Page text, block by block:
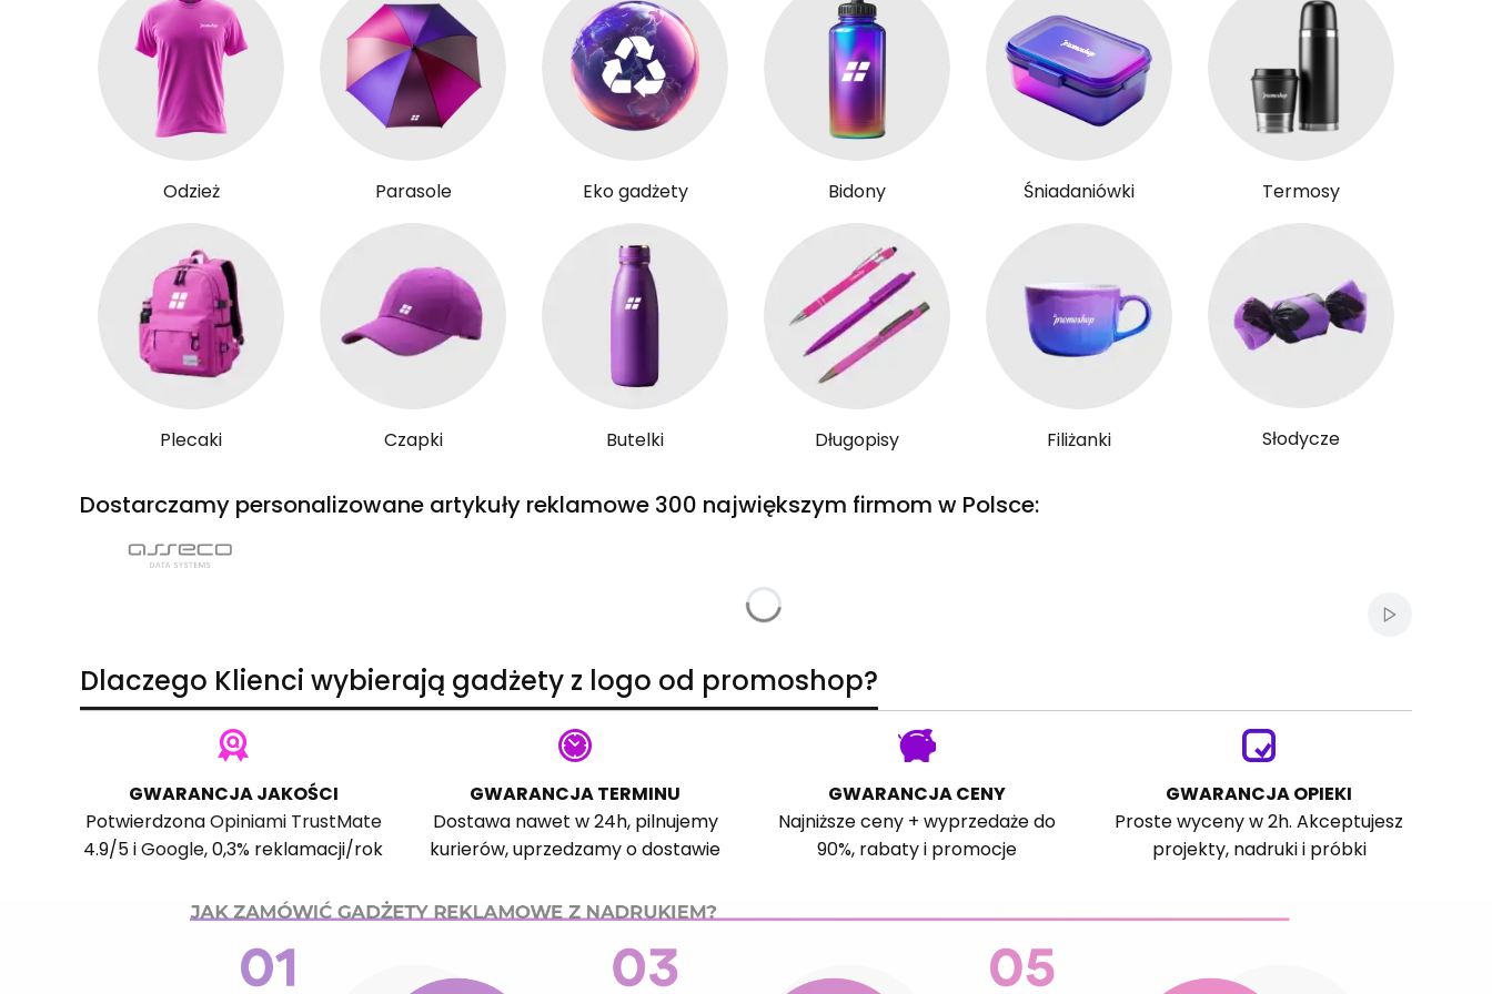
Odzież Parasole Eko gadżety Bidony Śniadaniówki Termosy
Plecaki Czapki Butelki Długopisy Filiżanki Słodycze
Dostarczamy personalizowane artykuły reklamowe 300 największym firmom w Polsce:
Włącz
Dlaczego Klienci wybierają gadżety z logo od promoshop?
GWARANCJA JAKOŚCI
PotwierdzonaOpiniami TrustMate
4.9/5 iGoogle, 0,3% reklamacji/rok
GWARANCJA TERMINU
Dostawa nawet w 24h, pilnujemy
kurierów, uprzedzamy o dostawie
GWARANCJA CENY
Najniższe ceny + wyprzedaże do
90%, rabaty i promocje
GWARANCJA OPIEKI
Proste wyceny w 2h. Akceptujesz
projekty, nadruki i próbki